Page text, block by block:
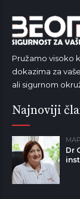
Pružamo visoko
dokazima za
ali sigurnom
Najnoviji
Dr